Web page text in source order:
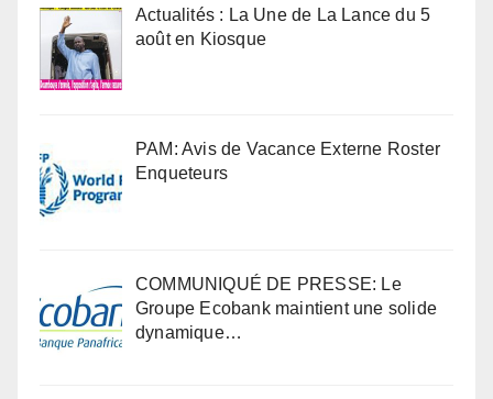
Actualités : La Une de La Lance du 5
août en Kiosque
PAM: Avis de Vacance Externe Roster
Enqueteurs
COMMUNIQUÉ DE PRESSE: Le
Groupe Ecobank maintient une solide
dynamique…